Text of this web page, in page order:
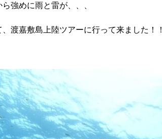
強めに雨と雷が、、、
渡嘉敷島上陸ツアーに行って来ました！！